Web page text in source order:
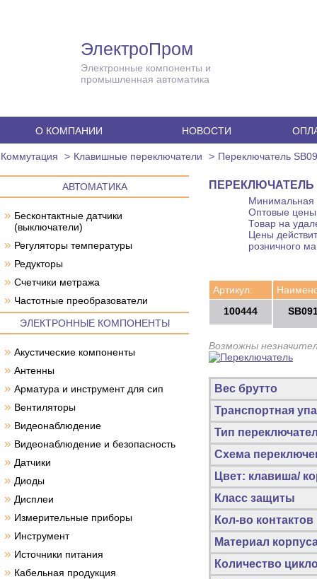
ЭлектроПром
Электронные компоненты и
промышленная автоматика
О КОМПАНИИ НОВОСТИ
Коммутация Клавишные переключатели Переключатель
АВТОМАТИКА
» Бесконтактные датчики
(выключатели)
» Регуляторы температуры
» Редукторы
» Счетчики метража
» Частотные преобразователи
ЭЛЕКТРОННЫЕ КОМПОНЕНТЫ
» Акустические компоненты
» Антенны
» Арматура и инструмент для сип
» Вентиляторы
» Видеонаблюдение
» Видеонаблюдение и безопасность
» Датчики
» Диоды
» Дисплеи
» Измерительные приборы
» Инструмент
» Источники питания
» Кабельная продукция
ПЕРЕКЛЮЧАТЕЛЬ
Минимальная
Оптовые цены
Товар на
Цены
розничного
Артикул:
100444
Возможны
Вес брутто
Транспортная
Тип
Схема
Цвет: клавиша/
Класс защиты
Кол-во
Материал
Количество